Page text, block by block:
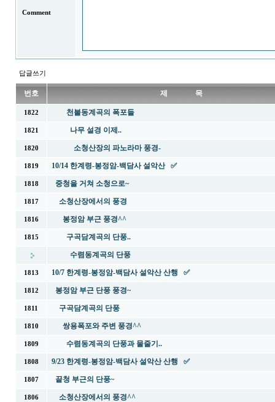
Comment
답글쓰기
번호 제 목
1822 천불동계곡의 폭포들
1821 나무 설경 이제..
1820 소청산장의 파노라마 풍경-
1819 10/14 한계령-봉정암-백담사 설악산 ✅
1818 중청을 거쳐 소청으로~
1817 소청산장에서의 풍경
1816 봉정암 부근 풍경^^
1815 구곡담계곡의 단풍..
수렴동계곡의 단풍
1813 10/7 한계령-봉정암-백담사 설악산 산행 ✅
1812 봉정암 부근 단풍 풍경~
1811 구곡담계곡의 단풍
1810 쌍용폭포와 주변 풍경^^
1809 수렴동계곡의 단풍과 물줄기..
1808 9/23 한계령-봉정암-백담사 설악산 산행 ✅
1807 끝청 부근의 단풍~
1806 소청산장에서의 풍경^^